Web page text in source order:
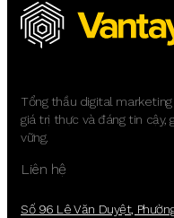
Tổng thầu digital
giá trị thực và đáng tin
vững.
Liên hệ
Số 96 Lê Văn Duyệt,